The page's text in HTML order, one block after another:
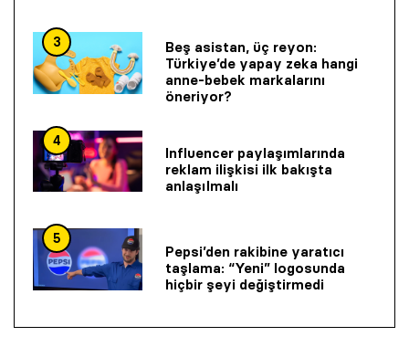
3
Beş asistan, üç reyon:
Türkiye’de yapay zeka hangi
anne-bebek markalarını
öneriyor?
4
Influencer paylaşımlarında
reklam ilişkisi ilk bakışta
anlaşılmalı
5
Pepsi’den rakibine yaratıcı
taşlama: “Yeni” logosunda
hiçbir şeyi değiştirmedi